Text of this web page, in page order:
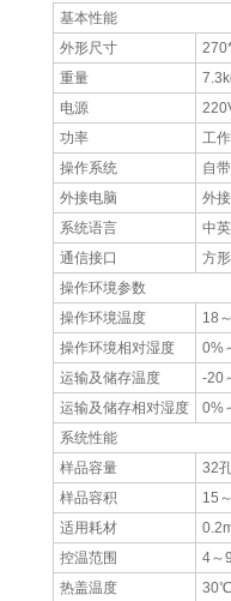
基本性能
外形尺寸
重量
电源
功率
工
操作系统
自
外接电脑
外
系统语言
中
通信接口
方
操作环境参数
操作环境温度
18
操作环境相对湿度
0%
运输及储存温度
-20
运输及储存相对湿度
0%
系统性能
样品容量
32
样品容积
15
适用耗材
控温范围
4～
热盖温度